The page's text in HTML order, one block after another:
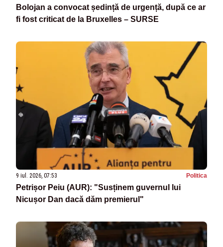
Bolojan a convocat ședință de urgență, după ce ar
fi fost criticat de la Bruxelles – SURSE
9 iul. 2026, 07:53 Politica
Petrișor Peiu (AUR): "Susținem guvernul lui
Nicușor Dan dacă dăm premierul"